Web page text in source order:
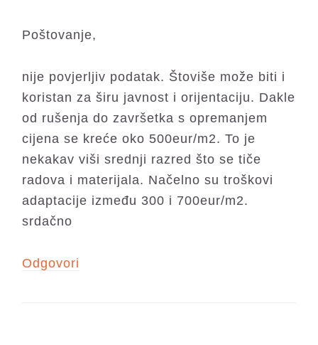
Poštovanje,
nije povjerljiv podatak. Štoviše može biti i
koristan za širu javnost i orijentaciju. Dakle
od rušenja do završetka s opremanjem
cijena se kreće oko 500eur/m2. To je
nekakav viši srednji razred što se tiče
radova i materijala. Načelno su troškovi
adaptacije između 300 i 700eur/m2.
srdačno
Odgovori